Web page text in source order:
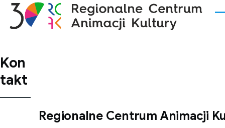
Przejdź do treści
Kon
takt
Regionalne Centrum Animacji